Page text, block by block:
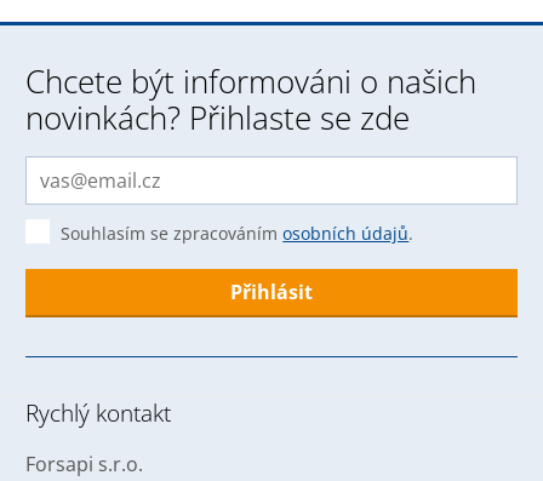
Chcete být informováni o našich
novinkách? Přihlaste se zde
Souhlasím se zpracovánímosobních údajů.
se
nepodařilo
odeslat.
Rychlý kontakt
Forsapi s.r.o.